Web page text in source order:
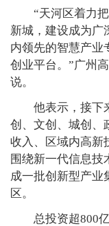
“天河区着力
新城，建设成为广
内领先的智慧产业
创业平台。”广州
说。
他表示，接下
创、文创、城创、
收入、区域内高新
围绕新一代信息技
成一批创新型产业
区。
总投资超800